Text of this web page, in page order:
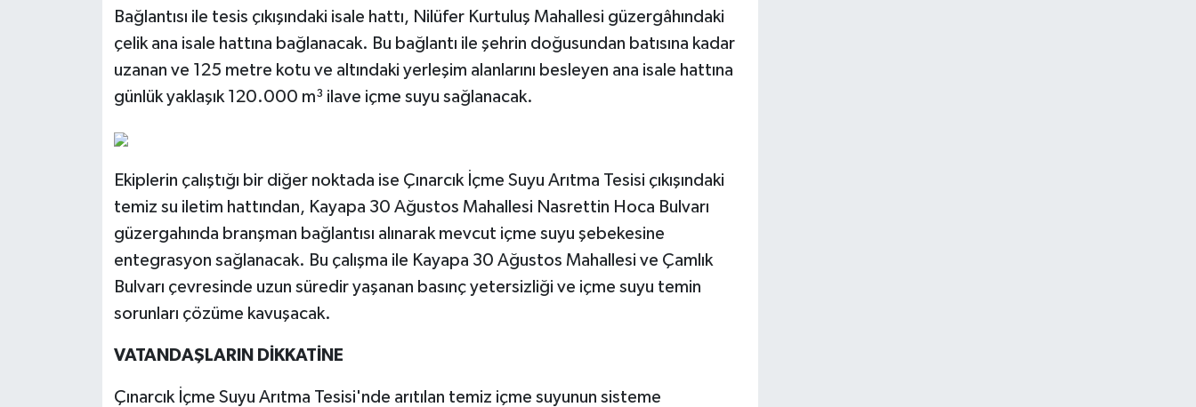
Bağlantısı ile tesis çıkışındaki isale hattı, Nilüfer Kurtuluş Mahallesi güzergâhındaki
çelik ana isale hattına bağlanacak. Bu bağlantı ile şehrin doğusundan batısına kadar
uzanan ve 125 metre kotu ve altındaki yerleşim alanlarını besleyen ana isale hattına
günlük yaklaşık 120.000 m³ ilave içme suyu sağlanacak.
Ekiplerin çalıştığı bir diğer noktada ise Çınarcık İçme Suyu Arıtma Tesisi çıkışındaki
temiz su iletim hattından, Kayapa 30 Ağustos Mahallesi Nasrettin Hoca Bulvarı
güzergahında branşman bağlantısı alınarak mevcut içme suyu şebekesine
entegrasyon sağlanacak. Bu çalışma ile Kayapa 30 Ağustos Mahallesi ve Çamlık
Bulvarı çevresinde uzun süredir yaşanan basınç yetersizliği ve içme suyu temin
sorunları çözüme kavuşacak.
VATANDAŞLARIN DİKKATİNE
Çınarcık İçme Suyu Arıtma Tesisi'nde arıtılan temiz içme suyunun sisteme